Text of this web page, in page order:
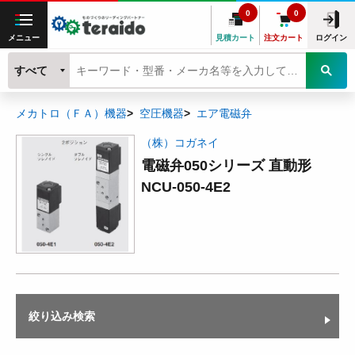
メニュー 見積カート
0
注文カート
0
ログイン
すべて
メカトロ（ＦＡ）機器 空圧機器 エア電磁弁
（株）コガネイ
電磁弁050シリーズ 直動形
NCU-050-4E2
絞り込み検索